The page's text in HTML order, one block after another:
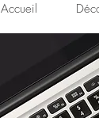
Accueil